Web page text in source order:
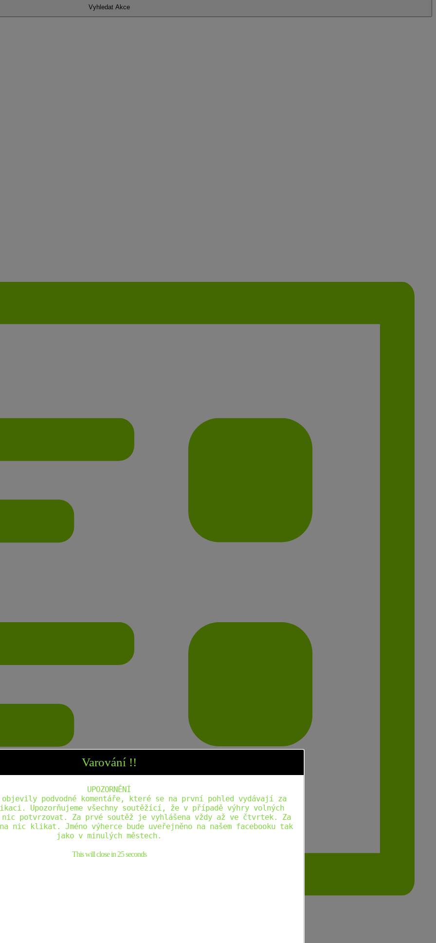
Vyhledat Akce
Varování !!
UPOZORNĚNÍ
objevily podvodné komentáře, které se na první pohled vydávají za
Upozorňujeme všechny soutěžící, že v případě výhry volných
nic potvrzovat. Za prvé soutěž je vyhlášena vždy až ve čtvrtek. Za
nic klikat. Jméno výherce bude uveřejněno na našem facebooku tak
jako v minulých městech.
This will close in 24seconds